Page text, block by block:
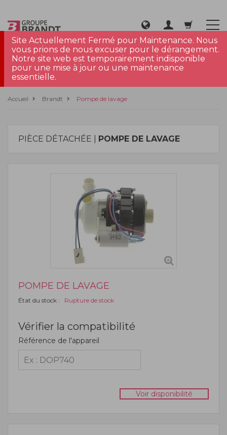
Site Actuellement Fermé pour Maintenance. Nous
vous prions de nous excuser pour le dérangement.
Notre site web est temporairement indisponible
pour une mise à jour ou une maintenance
essentielle.
Accueil Brandt Pompe de lavage
PIÈCE DÉTACHÉE | POMPE DE LAVAGE
POMPE DE LAVAGE
État du stock : Rupture de stock
Vérifier la compatibilité
Référence de l'appareil
Voir disponibilité